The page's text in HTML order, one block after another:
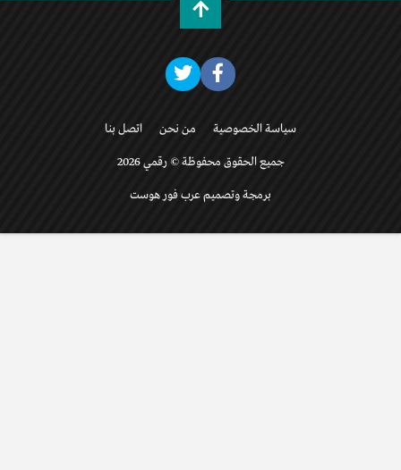
سياسة الخصوصية من نحن اتصل بنا
جميع الحقوق محفوظة © رقمي 2026
برمجة وتصميم عرب فور هوست